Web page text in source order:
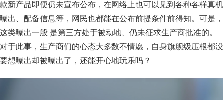
款新产品即便仍未宣布公布，在网络上也可以见到各种各样真机
曝出、配备信息等，网民也都能在公布前提条件前得知。可是，
这类曝出一般 是第三方处于被动地、仍未征求生产商批准的。
对于此事，生产商们的心态大多数不情愿，自身旗舰级压根都没
要想曝出却被曝出了，还能开心地玩乐吗？